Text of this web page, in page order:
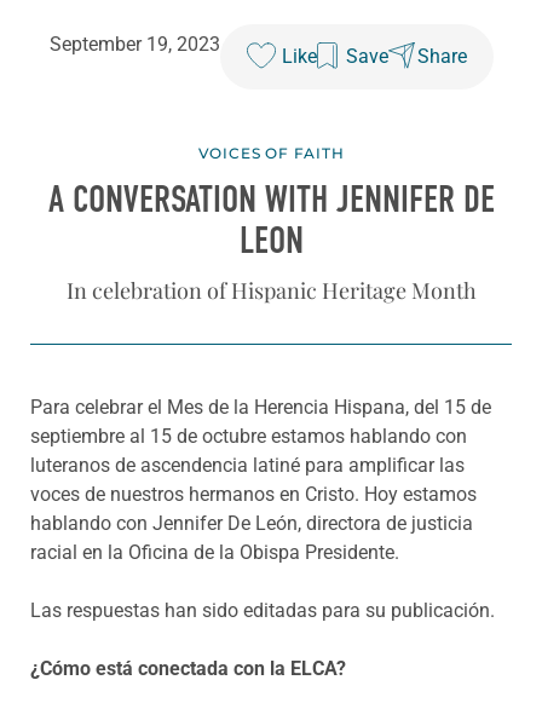
September 19, 2023
Like Save Share
VOICES OF FAITH
A CONVERSATION WITH JENNIFER DE
LEON
In celebration of Hispanic Heritage Month
Para celebrar el Mes de la Herencia Hispana, del 15 de
septiembre al 15 de octubre estamos hablando con
luteranos de ascendencia latiné para amplificar las
voces de nuestros hermanos en Cristo. Hoy estamos
hablando con Jennifer De León, directora de justicia
racial en la Oficina de la Obispa Presidente.
Las respuestas han sido editadas para su publicación.
¿Cómo está conectada con la ELCA?